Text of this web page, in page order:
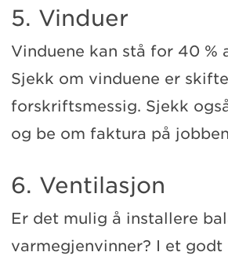
5. Vinduer
Vinduene kan stå for 40
Sjekk om vinduene er
forskriftsmessig. Sjekk
og be om faktura på
6. Ventilasjon
Er det mulig å installere
varmegjenvinner? I et